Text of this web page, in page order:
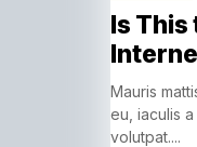
Is This
Mauris
eu, iaculis
volutpat....